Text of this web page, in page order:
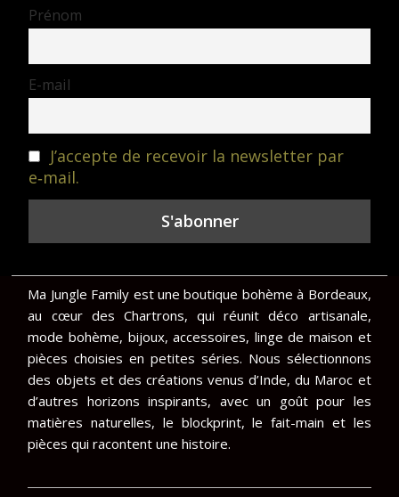
Prénom
E-mail
J’accepte de recevoir la newsletter par
e‑mail.
Ma Jungle Family est une boutique bohème à Bordeaux,
au cœur des Chartrons, qui réunit déco artisanale,
mode bohème, bijoux, accessoires, linge de maison et
pièces choisies en petites séries. Nous sélectionnons
des objets et des créations venus d’Inde, du Maroc et
d’autres horizons inspirants, avec un goût pour les
matières naturelles, le blockprint, le fait-main et les
pièces qui racontent une histoire.